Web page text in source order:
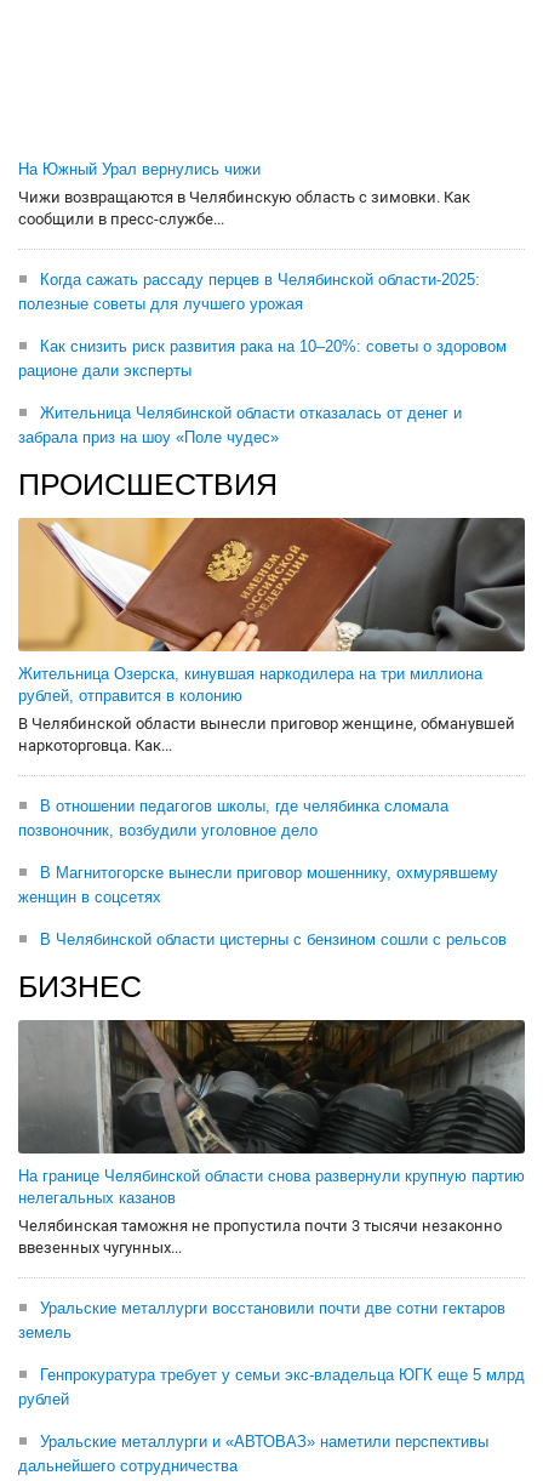
На Южный Урал вернулись чижи
Чижи возвращаются в Челябинскую область с зимовки. Как
сообщили в пресс-службе...
Когда сажать рассаду перцев в Челябинской области-2025:
полезные советы для лучшего урожая
Как снизить риск развития рака на 10–20%: советы о здоровом
рационе дали эксперты
Жительница Челябинской области отказалась от денег и
забрала приз на шоу «Поле чудес»
ПРОИСШЕСТВИЯ
Жительница Озерска, кинувшая наркодилера на три миллиона
рублей, отправится в колонию
В Челябинской области вынесли приговор женщине, обманувшей
наркоторговца. Как...
В отношении педагогов школы, где челябинка сломала
позвоночник, возбудили уголовное дело
В Магнитогорске вынесли приговор мошеннику, охмурявшему
женщин в соцсетях
В Челябинской области цистерны с бензином сошли с рельсов
БИЗНЕС
На границе Челябинской области снова развернули крупную партию
нелегальных казанов
Челябинская таможня не пропустила почти 3 тысячи незаконно
ввезенных чугунных...
Уральские металлурги восстановили почти две сотни гектаров
земель
Генпрокуратура требует у семьи экс-владельца ЮГК еще 5 млрд
рублей
Уральские металлурги и «АВТОВАЗ» наметили перспективы
дальнейшего сотрудничества